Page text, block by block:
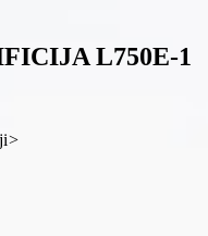
L750E-1
>